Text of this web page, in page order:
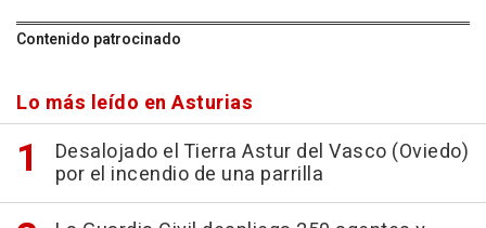
Contenido patrocinado
Lo más leído en Asturias
Desalojado el Tierra Astur del Vasco (Oviedo)
por el incendio de una parrilla